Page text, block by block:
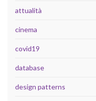
attualità
cinema
covid19
database
design patterns